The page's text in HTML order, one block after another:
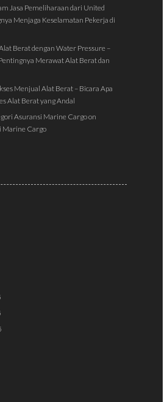
Jasa Pemeliharaan dari United
Menjaga Keselamatan Pekerja di
Berat dengan Water Pressure –
Merawat Alat Berat dan
Menjual Alat Berat – Bicara Apa
Alat Berat yang Andal
Asuransi Marine Cargoon
Marine Cargo